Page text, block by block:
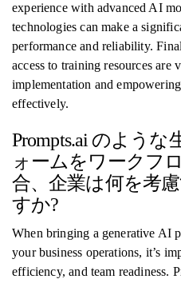
experience with advanced AI
technologies can make a
performance and reliability.
access to training resources are
implementation and
effectively.
Prompts.ai のよう
ォームをワークフ
合、企業は何を考
すか?
When bringing a generative AI
your business operations, it’s
efficiency, and team readiness.